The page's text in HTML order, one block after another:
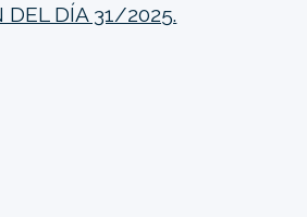
DEL DÍA 31/2025.